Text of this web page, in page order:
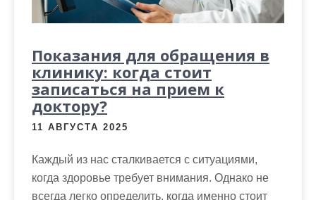
Показания для обращения в
клинику: когда стоит
записаться на прием к
доктору?
11 АВГУСТА 2025
Каждый из нас сталкивается с ситуациями,
когда здоровье требует внимания. Однако не
всегда легко определить, когда именно стоит